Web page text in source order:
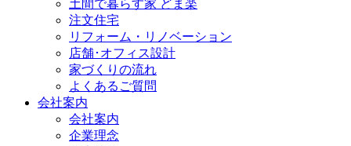
土間で暮らす家 どま楽
注文住宅
リフォーム・リノベーション
店舗･オフィス設計
家づくりの流れ
よくあるご質問
会社案内
会社案内
企業理念